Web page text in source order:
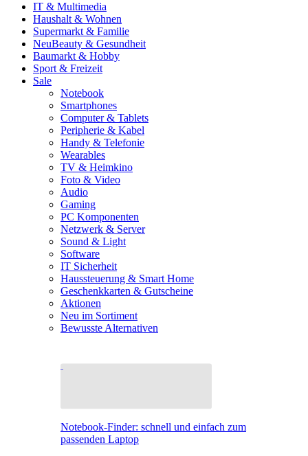
IT & Multimedia
Haushalt & Wohnen
Supermarkt & Familie
NeuBeauty & Gesundheit
Baumarkt & Hobby
Sport & Freizeit
Sale
Notebook
Smartphones
Computer & Tablets
Peripherie & Kabel
Handy & Telefonie
Wearables
TV & Heimkino
Foto & Video
Audio
Gaming
PC Komponenten
Netzwerk & Server
Sound & Light
Software
IT Sicherheit
Haussteuerung & Smart Home
Geschenkkarten & Gutscheine
Aktionen
Neu im Sortiment
Bewusste Alternativen
Notebook-Finder: schnell und einfach zum
passenden Laptop